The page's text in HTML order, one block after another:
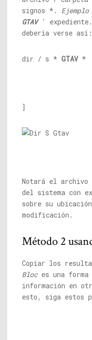
signos *. Ejemplo
GTAV '
debería verse así:
dir / s * GTAV*
]
Notará el
del sistema con
sobre su
modificación.
Método 2
Copiar los
Bloces una
información en
esto, siga estos